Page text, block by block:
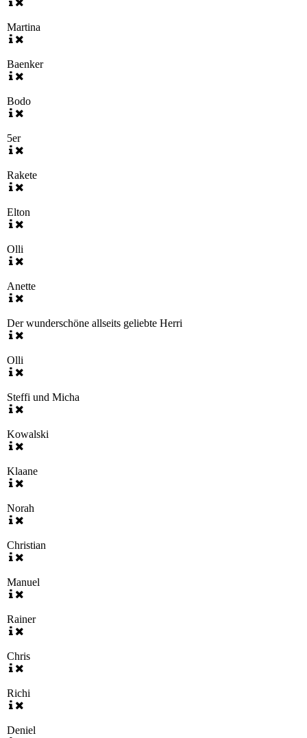
Martina
Baenker
Bodo
5er
Rakete
Elton
Olli
Anette
Der wunderschöne allseits geliebte Herri
Olli
Steffi und Micha
Kowalski
Klaane
Norah
Christian
Manuel
Rainer
Chris
Richi
Deniel